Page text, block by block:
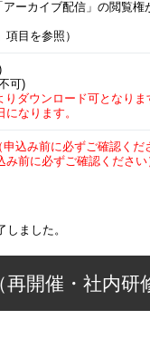
ーカイブ配信」の閲覧
目を参照）
可)
ウンロード可となりま
なります。
申込み前に必ずご確認くだ
み前に必ずご確認ください
しました。
開催・社内研